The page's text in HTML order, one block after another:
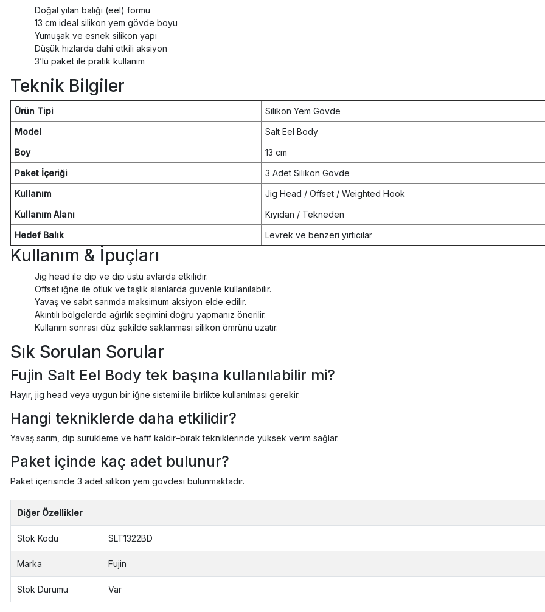
Doğal yılan balığı (eel) formu
13 cm ideal silikon yem gövde boyu
Yumuşak ve esnek silikon yapı
Düşük hızlarda dahi etkili aksiyon
3’lü paket ile pratik kullanım
Teknik Bilgiler
Ürün Tipi
Silikon Yem Gövde
Model
Salt Eel Body
Boy
13 cm
Paket İçeriği
3 Adet Silikon Gövde
Kullanım
Jig Head / Offset / Weighted Hook
Kullanım Alanı
Kıyıdan / Tekneden
Hedef Balık
Levrek ve benzeri yırtıcılar
Kullanım & İpuçları
Jig head ile dip ve dip üstü avlarda etkilidir.
Offset iğne ile otluk ve taşlık alanlarda güvenle kullanılabilir.
Yavaş ve sabit sarımda maksimum aksiyon elde edilir.
Akıntılı bölgelerde ağırlık seçimini doğru yapmanız önerilir.
Kullanım sonrası düz şekilde saklanması silikon ömrünü uzatır.
Sık Sorulan Sorular
Fujin Salt Eel Body tek başına kullanılabilir mi?
Hayır, jig head veya uygun bir iğne sistemi ile birlikte kullanılması gerekir.
Hangi tekniklerde daha etkilidir?
Yavaş sarım, dip sürükleme ve hafif kaldır–bırak tekniklerinde yüksek verim sağlar.
Paket içinde kaç adet bulunur?
Paket içerisinde 3 adet silikon yem gövdesi bulunmaktadır.
Diğer Özellikler
Stok Kodu SLT1322BD
Marka Fujin
Stok Durumu Var